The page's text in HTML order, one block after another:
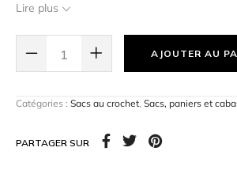
Lire plus
AJOUTER AU
Catégories : Sacs au crochet, Sacs, paniers et
PARTAGER SUR